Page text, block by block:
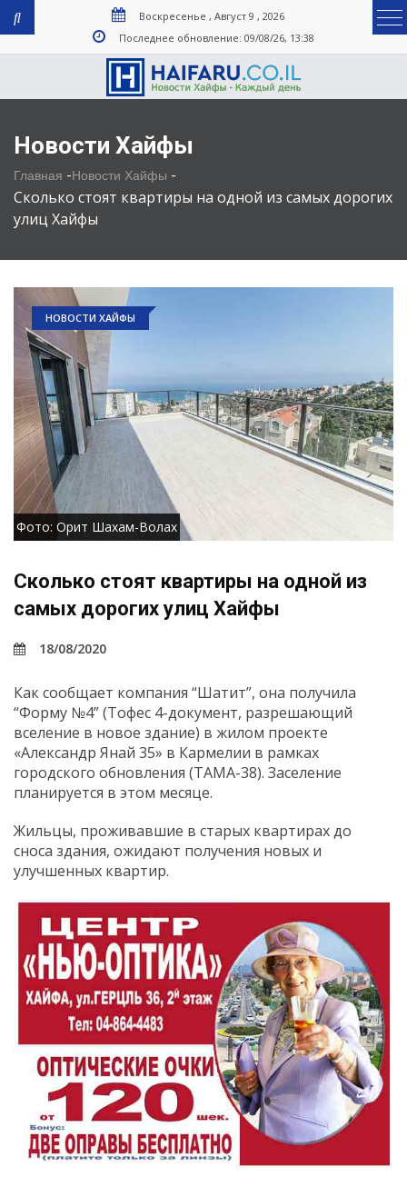
Воскресенье , Август 9 , 2026
Последнее обновление: 09/08/26, 13:38
Новости Хайфы
Главная -Новости Хайфы -
Сколько стоят квартиры на одной из самых дорогих
улиц Хайфы
НОВОСТИ ХАЙФЫ
Фото: Орит Шахам-Волах
Сколько стоят квартиры на одной из
самых дорогих улиц Хайфы
18/08/2020
Как сообщает компания “Шатит”, она получила
“Форму №4” (Тофес 4-документ, разрешающий
вселение в новое здание) в жилом проекте
«Александр Янай 35» в Кармелии в рамках
городского обновления (ТАМА-38). Заселение
планируется в этом месяце.
Жильцы, проживавшие в старых квартирах до
сноса здания, ожидают получения новых и
улучшенных квартир.